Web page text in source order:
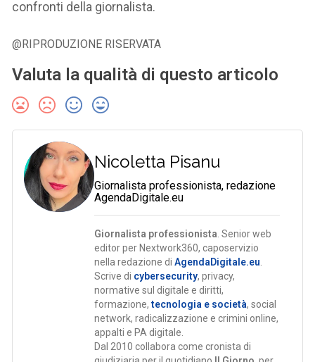
confronti della giornalista.
@RIPRODUZIONE RISERVATA
Valuta la qualità di questo articolo
Nicoletta Pisanu
Giornalista professionista, redazione
AgendaDigitale.eu
Giornalista professionista . Senior web
editor per Nextwork360, caposervizio
nella redazione diAgendaDigitale.eu
Scrive di cybersecurity, privacy,
normative sul digitale e diritti,
formazione,tecnologia e società, social
network, radicalizzazione e crimini online,
appalti e PA digitale.
Dal 2010 collabora come cronista di